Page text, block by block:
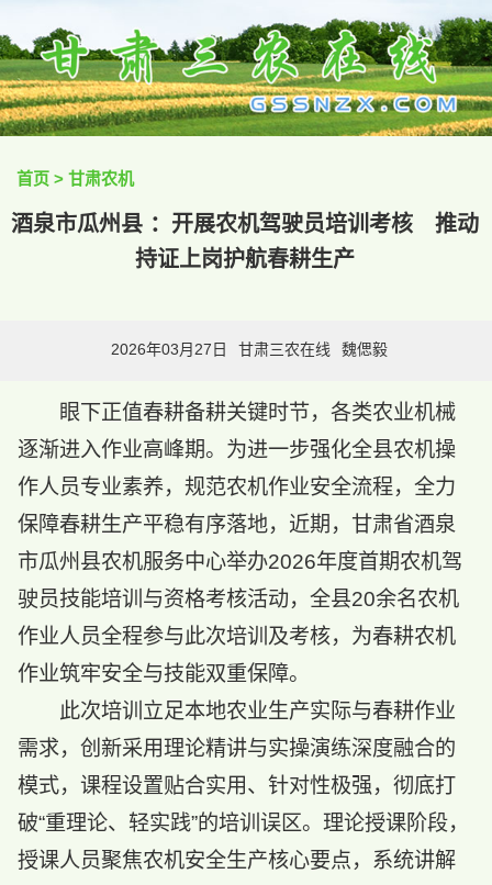
首页 > 甘肃农机
酒泉市瓜州县 ：开展农机驾驶员培训考核 推动
持证上岗护航春耕生产
2026年03月27日 甘肃三农在线 魏偲毅
眼下正值春耕备耕关键时节，各类农业机械
逐渐进入作业高峰期。为进一步强化全县农机操
作人员专业素养，规范农机作业安全流程，全力
保障春耕生产平稳有序落地，近期，甘肃省酒泉
市瓜州县农机服务中心举办2026年度首期农机驾
驶员技能培训与资格考核活动，全县20余名农机
作业人员全程参与此次培训及考核，为春耕农机
作业筑牢安全与技能双重保障。
此次培训立足本地农业生产实际与春耕作业
需求，创新采用理论精讲与实操演练深度融合的
模式，课程设置贴合实用、针对性极强，彻底打
破“重理论、轻实践”的培训误区。理论授课阶段，
授课人员聚焦农机安全生产核心要点，系统讲解